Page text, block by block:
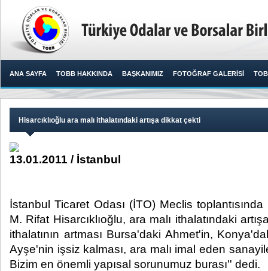
ANA SAYFA TOBB HAKKINDA BAŞKANIMIZ FOTOĞRAF GALERİSİ
Hisarcıklıoğlu ara malı ithalatındaki artışa dikkat çekti
13.01.2011 / İstanbul
İstanbul Ticaret Odası (İTO) Meclis
M. Rifat Hisarcıklıoğlu, ara malı ithalatındaki
ithalatının artması Bursa'daki Ahmet'in,
Ayşe'nin işsiz kalması, ara malı imal eden
Bizim en önemli yapısal sorunumuz burası'' dedi. ​